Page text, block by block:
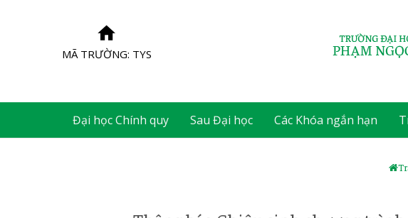
MÃ TRƯỜNG: TYS
Đại học Chính quy Sau Đại học Các Khóa ngắn hạn